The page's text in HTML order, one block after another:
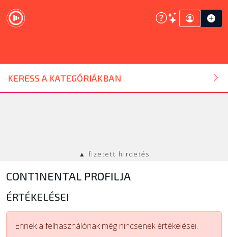
KERESS A KATEGÓRIÁKBAN
DJ ESZKÖZ
HANGTECHNIKA
▲ fizetett hirdetés
CONT1NENTAL PROFILJA
ÉRTÉKELÉSEI
Ennek a felhasználónak még nincsenek értékelései.